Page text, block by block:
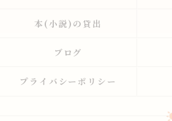
本(小説)の貸出
ブログ
プライバシーポリシー